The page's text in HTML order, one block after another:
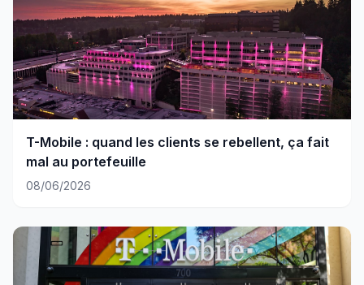
T-Mobile : quand les clients se rebellent, ça fait
mal au portefeuille
08/06/2026